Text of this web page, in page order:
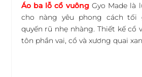
Áo ba lỗ cổ vuông Gyo Made là
cho nàng yêu phong cách tối
quyến rũ nhẹ nhàng. Thiết kế cổ
tôn phần vai, cổ và xương quai